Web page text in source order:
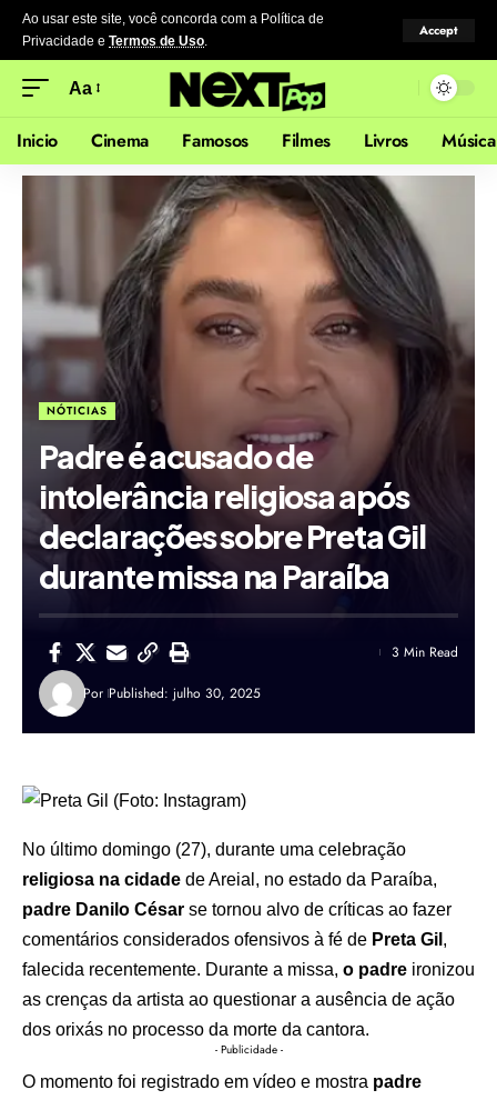
Ao usar este site, você concorda com a Política de
Privacidade e Termos de Uso.
Accept
Aa
Inicio Cinema Famosos Filmes Livros Música
NÓTICIAS
Padre é acusado de
intolerância religiosa após
declarações sobre Preta Gil
durante missa na Paraíba
Por Published: julho 30, 2025
3 Min Read
No último domingo (27), durante uma celebração
religiosa na cidade de Areial, no estado da Paraíba,
padre Danilo César se tornou alvo de críticas ao fazer
comentários considerados ofensivos à fé de Preta Gil ,
falecida recentemente. Durante a missa, o padre ironizou
as crenças da artista ao questionar a ausência de ação
dos orixás no processo da morte da cantora.
- Publicidade -
O momento foi registrado em vídeo e mostra padre